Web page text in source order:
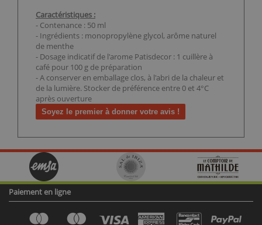
Caractéristiques :
- Contenance : 50 ml
- Ingrédients : monopropylène glycol, arôme naturel
de menthe
- Dosage indicatif de l'arome Patisdecor : 1 cuillère à
café pour 100 g de préparation
- A conserver en emballage clos, à l'abri de la chaleur et
de la lumière. Stocker de préférence entre 0 et 4°C
après ouverture
Soyez le premier à donner votre avis !
Paiement en ligne